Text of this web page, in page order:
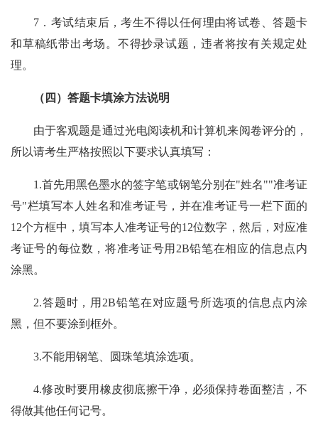
7．考试结束后，考生不得以任何理由将试卷、答题卡
和草稿纸带出考场。不得抄录试题，违者将按有关规定处
理。
（四）答题卡填涂方法说明
由于客观题是通过光电阅读机和计算机来阅卷评分的，
所以请考生严格按照以下要求认真填写：
1.首先用黑色墨水的签字笔或钢笔分别在"姓名""准考证
号"栏填写本人姓名和准考证号，并在准考证号一栏下面的
12个方框中，填写本人准考证号的12位数字，然后，对应准
考证号的每位数，将准考证号用2B铅笔在相应的信息点内
涂黑。
2.答题时，用2B铅笔在对应题号所选项的信息点内涂
黑，但不要涂到框外。
3.不能用钢笔、圆珠笔填涂选项。
4.修改时要用橡皮彻底擦干净，必须保持卷面整洁，不
得做其他任何记号。